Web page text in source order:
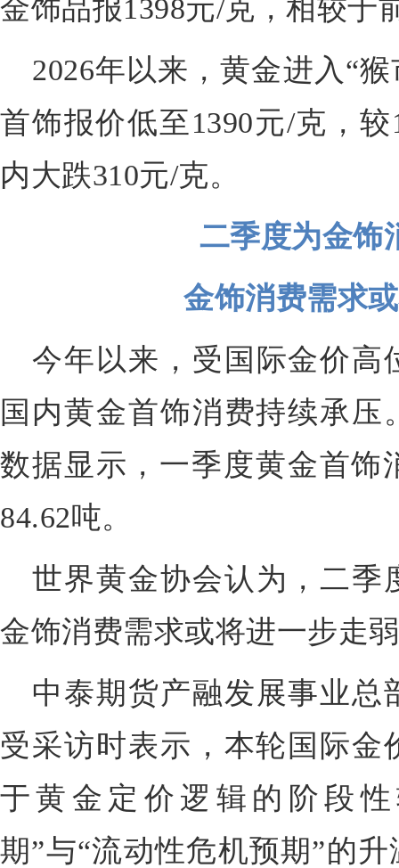
金饰品报1398元/克，相较于
2026年以来，黄金进入“
首饰报价低至1390元/克，
内大跌310元/克。
二季度为金饰
金饰消费需求
今年以来，受国际金价高
国内黄金首饰消费持续承
数据显示，一季度黄金首饰
84.62吨。
世界黄金协会认为，二季
金饰消费需求或将进一步走
中泰期货产融发展事业总
受采访时表示，本轮国际金
于黄金定价逻辑的阶段
期”与“流动性危机预期”的